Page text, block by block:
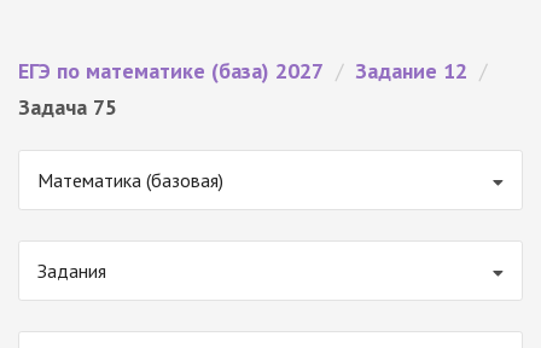
ЕГЭ по математике (база) 2027 / Задание 12 /
Задача 75
Математика (базовая)
Задания